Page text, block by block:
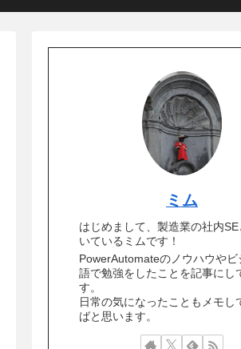
ミム
はじめまして、製造業の社内
いているミムです！
PowerAutomateのノウハウやビ
語で勉強をしたことを記事にし
す。
日常の気になったこともメモし
ばと思います。